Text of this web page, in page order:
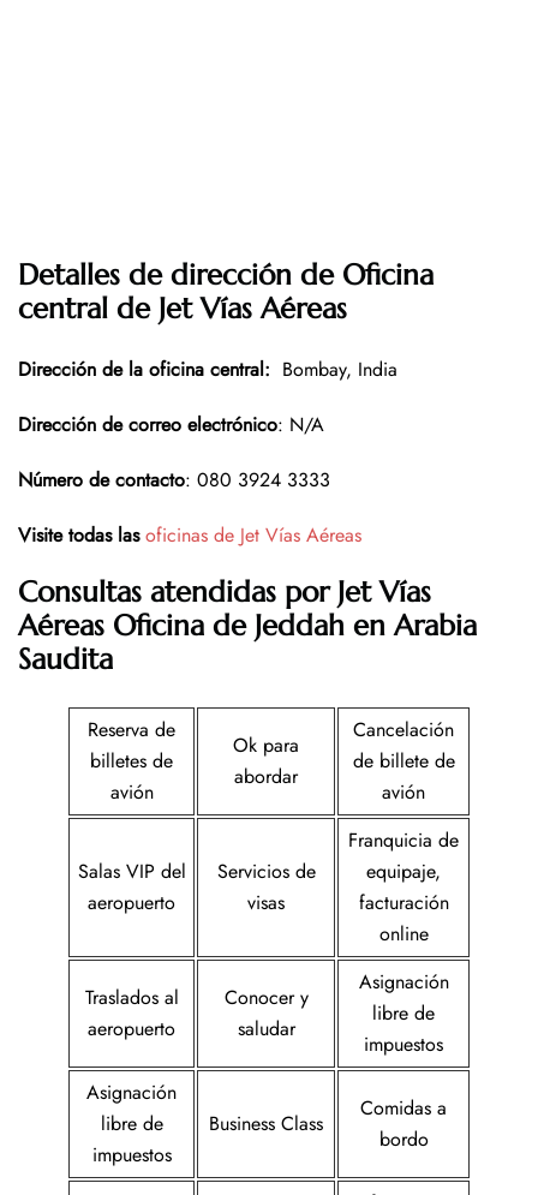
Detalles de dirección de Oficina
central de Jet Vías Aéreas
Dirección de la oficina central: Bombay, India
Dirección de correo electrónico: N/A
Número de contacto: 080 3924 3333
Visite todas las oficinas de Jet Vías Aéreas
Consultas atendidas por Jet Vías
Aéreas Oficina de Jeddah en Arabia
Saudita
Reserva de
billetes de
avión
Ok para
abordar
Cancelación
de billete de
avión
Salas VIP del
aeropuerto
Servicios de
visas
Franquicia de
equipaje,
facturación
online
Traslados al
aeropuerto
Conocer y
saludar
Asignación
libre de
impuestos
Asignación
libre de
impuestos
Business Class
Comidas a
bordo